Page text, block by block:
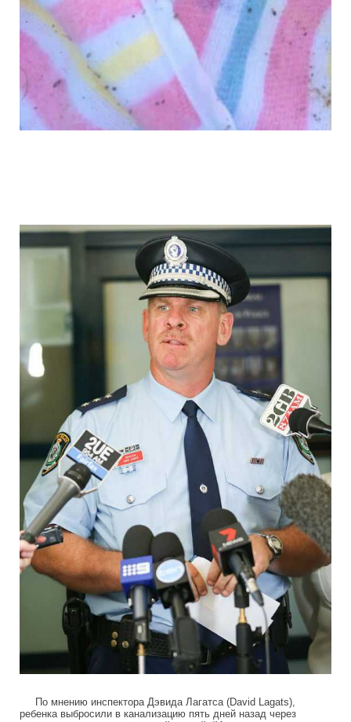
По мнению инспектора Дэвида Лагатса (David Lagats),
ребенка выбросили в канализацию пять дней назад через